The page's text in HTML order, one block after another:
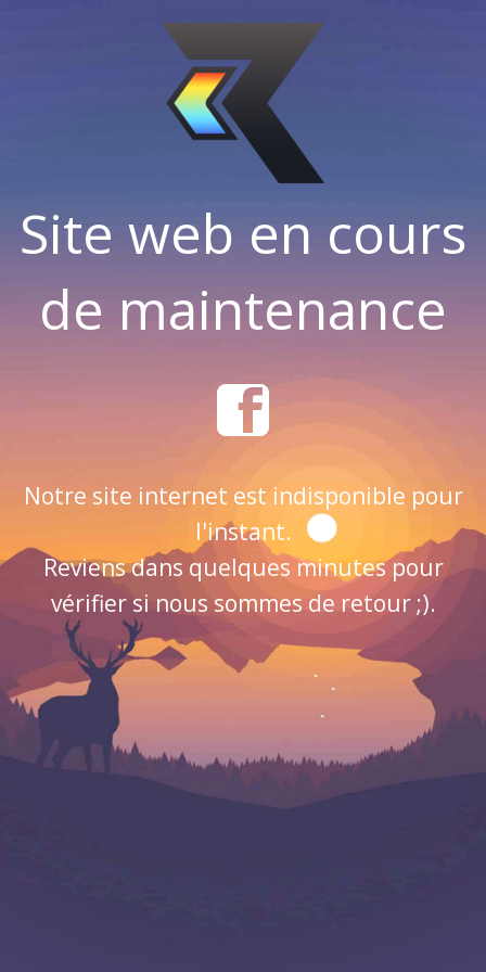
Site web en cours
de maintenance
Notre site internet est indisponible pour
l'instant.
Reviens dans quelques minutes pour
vérifier si nous sommes de retour ;).